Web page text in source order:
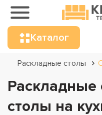
Каталог
Раскладные столы
столы на